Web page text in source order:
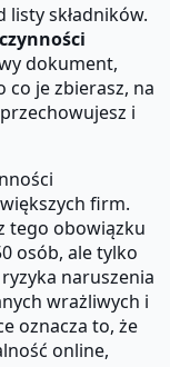
listy składników.
dokument,
co je zbierasz, na
i
firm.
tego obowiązku
osób, ale tylko
naruszenia
wrażliwych i
oznacza to, że
online,